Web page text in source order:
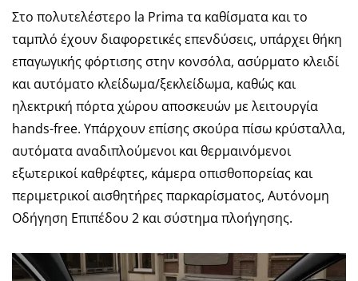
Στο πολυτελέστερο la Prima τα καθίσματα και το
ταμπλό έχουν διαφορετικές επενδύσεις, υπάρχει θήκη
επαγωγικής φόρτισης στην κονσόλα, ασύρματο κλειδί
και αυτόματο κλείδωμα/ξεκλείδωμα, καθώς και
ηλεκτρική πόρτα χώρου αποσκευών με λειτουργία
hands-free. Υπάρχουν επίσης σκούρα πίσω κρύσταλλα,
αυτόματα αναδιπλούμενοι και θερμαινόμενοι
εξωτερικοί καθρέφτες, κάμερα οπισθοπορείας και
περιμετρικοί αισθητήρες παρκαρίσματος, Αυτόνομη
Οδήγηση Επιπέδου 2 και σύστημα πλοήγησης.